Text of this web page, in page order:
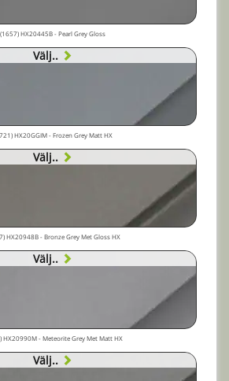
(1657) HX20445B - Pearl Grey Gloss
Välj..
HX20GGIM - Frozen Grey Matt HX
Välj..
HX20948B - Bronze Grey Met Gloss HX
Välj..
HX20990M - Meteorite Grey Met Matt HX
Välj..